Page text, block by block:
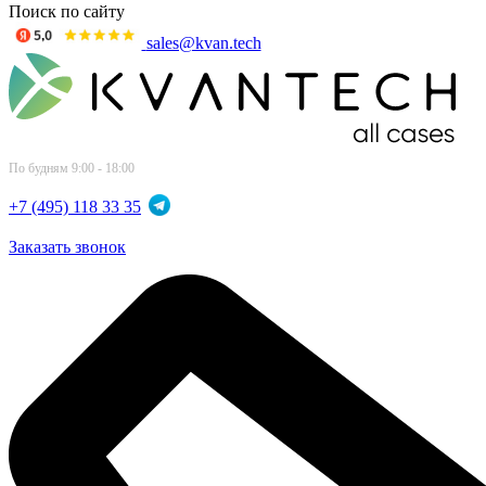
Поиск по сайту
sales@kvan.tech
По будням 9:00 - 18:00
+7 (495) 118 33 35
Заказать звонок